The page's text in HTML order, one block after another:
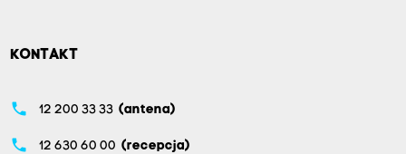
KONTAKT
phone 12 200 33 33 (antena)
phone 12 630 60 00 (recepcja)